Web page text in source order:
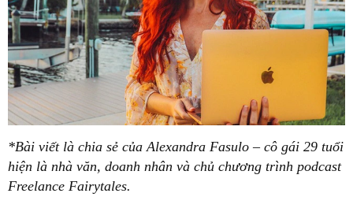
*Bài viết là chia sẻ của Alexandra Fasulo – cô gái 29 tuổi
hiện là nhà văn, doanh nhân và chủ chương trình podcast
Freelance Fairytales.